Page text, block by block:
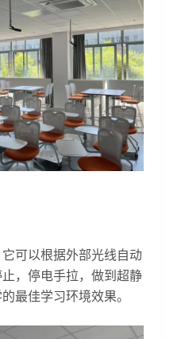
可以根据外部光线自动
，停电手拉，做到超静
最佳学习环境效果。